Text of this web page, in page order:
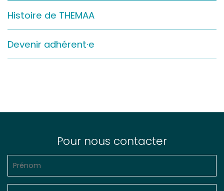
Sur le terrain
Sur l’étagère
(Documents, études, publications)
Histoire de THEMAA
Devenir adhérent·e
Pour nous contacter